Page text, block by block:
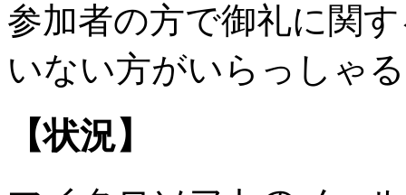
参加者の方で御礼に関
いない方がいらっしゃ
【状況】